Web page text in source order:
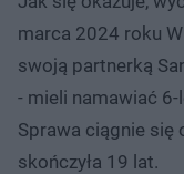
marca 2024 roku
swoją partnerką
- mieli namawiać
Sprawa ciągnie się
skończyła 19 lat.